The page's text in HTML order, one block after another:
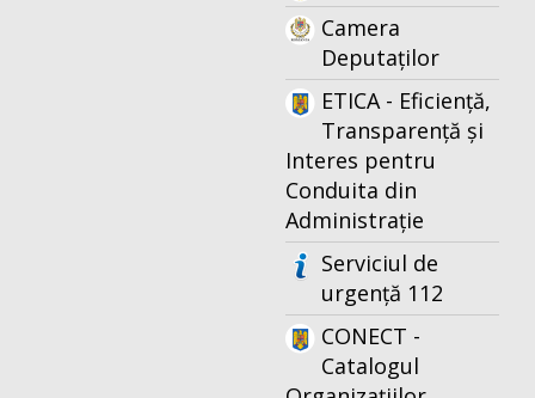
Camera
Deputaților
ETICA - Eficiență,
Transparență și
Interes pentru
Conduita din
Administrație
Serviciul de
urgență 112
CONECT -
Catalogul